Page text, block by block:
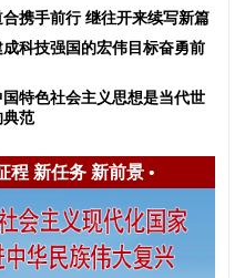
携手前行 继往开来续写新篇
科技强国的宏伟目标奋勇前
特色社会主义思想是当代世
典范
程 新任务 新前景•